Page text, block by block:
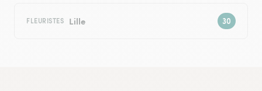
FLEURISTES Lille